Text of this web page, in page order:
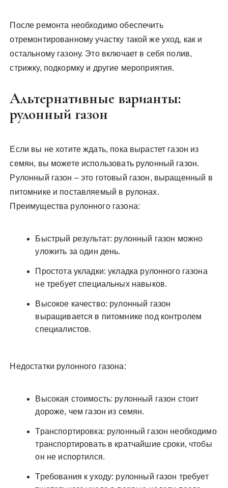
После ремонта необходимо обеспечить
отремонтированному участку такой же уход, как и
остальному газону. Это включает в себя полив,
стрижку, подкормку и другие мероприятия.
Альтернативные варианты:
рулонный газон
Если вы не хотите ждать, пока вырастет газон из
семян, вы можете использовать рулонный газон.
Рулонный газон – это готовый газон, выращенный в
питомнике и поставляемый в рулонах.
Преимущества рулонного газона:
Быстрый результат: рулонный газон можно
уложить за один день.
Простота укладки: укладка рулонного газона
не требует специальных навыков.
Высокое качество: рулонный газон
выращивается в питомнике под контролем
специалистов.
Недостатки рулонного газона:
Высокая стоимость: рулонный газон стоит
дороже, чем газон из семян.
Транспортировка: рулонный газон необходимо
транспортировать в кратчайшие сроки, чтобы
он не испортился.
Требования к уходу: рулонный газон требует